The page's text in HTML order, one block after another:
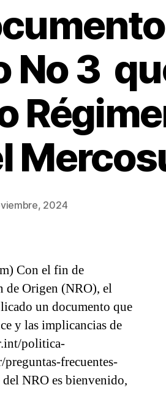
No 3
2024
Con el fin de
de Origen (NRO), el
un documento que
y las implicancias de
politica-
frecuentes-
NRO es bienvenido,